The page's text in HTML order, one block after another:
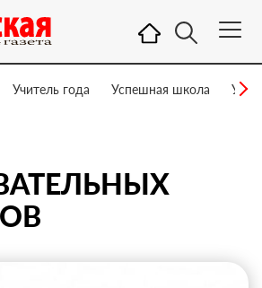
Учитель года Успешная школа